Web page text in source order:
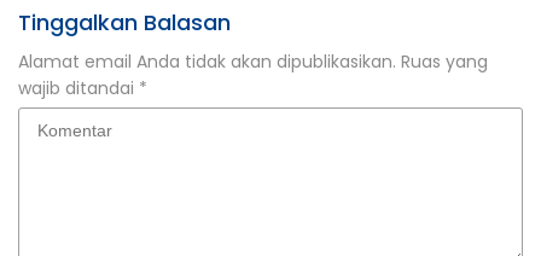
Tinggalkan Balasan
Alamat email Anda tidak akan dipublikasikan. Ruas yang
wajib ditandai *